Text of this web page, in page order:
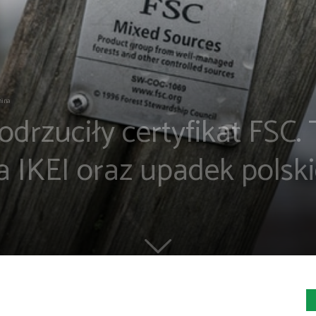
certyfikat
IKEI oraz upadek